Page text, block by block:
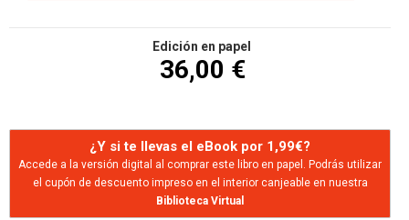
Edición en papel
36,00 €
¿Y si te llevas el eBook por 1,99€?
Accede a la versión digital al comprar este libro en papel. Podrás utilizar
el cupón de descuento impreso en el interior canjeable en nuestra
Biblioteca Virtual